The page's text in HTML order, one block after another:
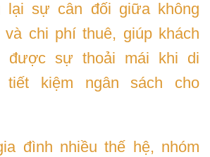
lại sự cân đối giữa không
chi phí thuê, giúp khách
được sự thoải mái khi di
tiết kiệm ngân sách cho
đình nhiều thế hệ, nhóm